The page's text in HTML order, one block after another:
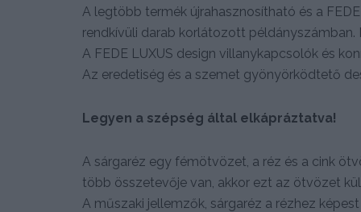
A legtöbb termék újrahasznosítható és a
rendkívüli darab korlátozott példányszámban.
A FEDE LUXUS design villanykapcsolók és
Az eredetiség és a szemet gyönyörködtető
Legyen a szépség által elkápráztatva!
A sárgaréz egy fémötvözet, a réz és a cink
több összetevője van, akkor ezt az ötvözet
A műszaki jellemzők, sárgaréz a rézhez